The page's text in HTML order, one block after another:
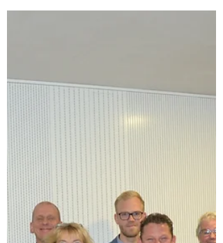
Drenthe
Verslag van de startbijeenkomst van de
derde groep van het Koploperproject Assen